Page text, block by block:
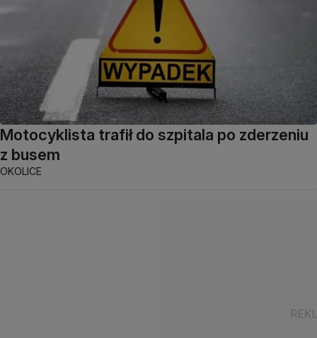
Motocyklista trafił do szpitala po zderzeniu
z busem
OKOLICE